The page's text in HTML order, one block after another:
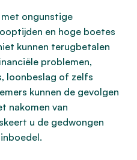
met ongunstige
en hoge boetes
kunnen terugbetalen
problemen,
loonbeslag of zelfs
kunnen de gevolgen
nakomen van
u de gedwongen